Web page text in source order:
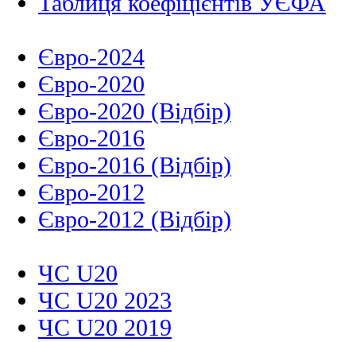
Євро-2024
Євро-2020
Євро-2020 (Відбір)
Євро-2016
Євро-2016 (Відбір)
Євро-2012
Євро-2012 (Відбір)
ЧС U20
ЧС U20 2023
ЧС U20 2019